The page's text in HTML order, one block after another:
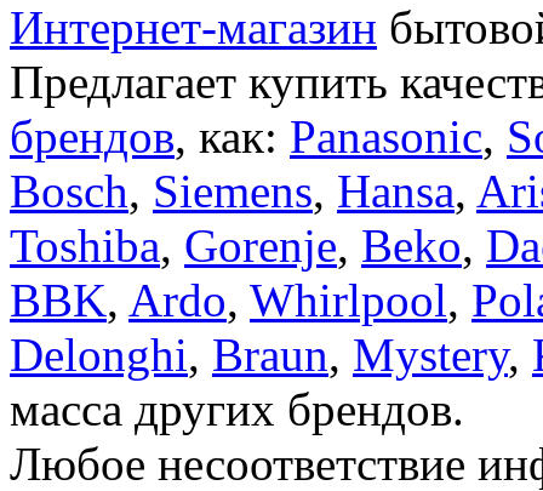
Интернет-магазин
Предлагает купить
брендов, как: Panasonic,
Bosch, Siemens, Hansa,
Toshiba, Gorenje, Beko,
BBK, Ardo, Whirlpool,
Delonghi, Braun, Mystery,
масса других брендов.
Любое несоответствие